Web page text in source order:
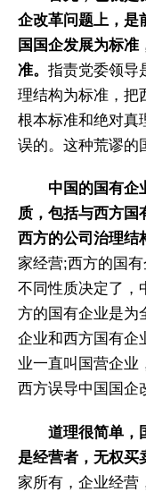
企改革问题上，是
国国企发展为标
准。 指责党委领导
理结构为标准，把
根本标准和绝对真
误的。这种荒谬的
中国的国有企
质，包括与西方国
西方的公司治理结
家经营;西方的国
不同性质决定了，
方的国有企业是为
企业和西方国有企
业一直叫国营企业
西方误导中国国企
道理很简单，
是经营者，无权买
家所有，企业经营